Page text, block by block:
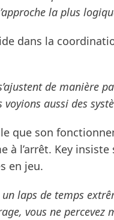
la plus
dans la
de manière
aussi des
que son
à l’arrêt. Key insiste
en jeu.
laps de temps
vous ne percevez